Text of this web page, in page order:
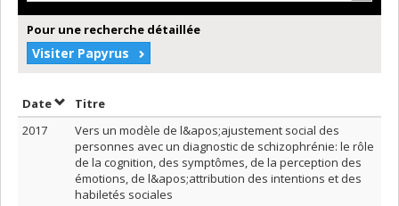
Pour une recherche détaillée
Visiter Papyrus
DateTrier par date en ordre décroissant
Titre
2017
Vers un modèle de l&apos;ajustement social des
personnes avec un diagnostic de schizophrénie: le rôle
de la cognition, des symptômes, de la perception des
émotions, de l&apos;attribution des intentions et des
habiletés sociales